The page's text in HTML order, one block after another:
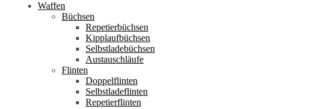
Waffen
Büchsen
Repetierbüchsen
Kipplaufbüchsen
Selbstladebüchsen
Austauschläufe
Flinten
Doppelflinten
Selbstladeflinten
Repetierflinten